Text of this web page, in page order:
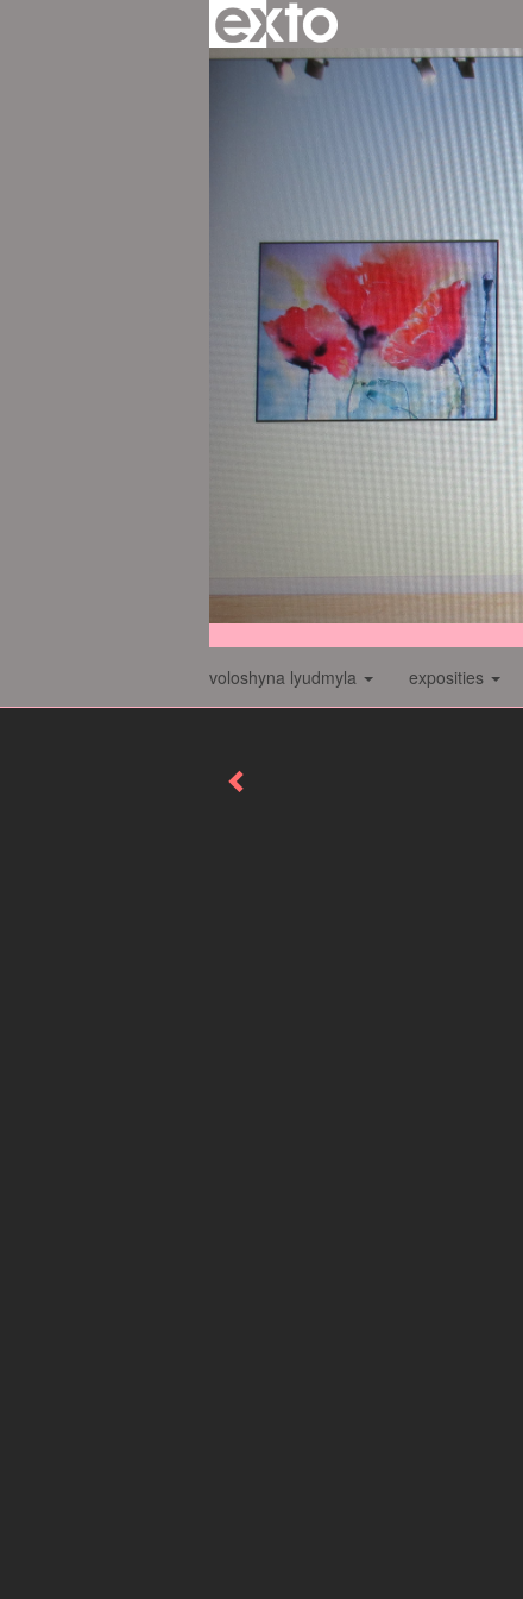
voloshyna lyudmyla exposities